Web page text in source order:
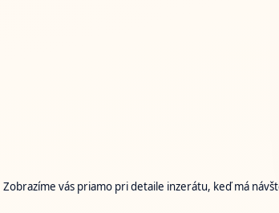
Zobrazíme vás priamo pri detaile inzerátu, keď má